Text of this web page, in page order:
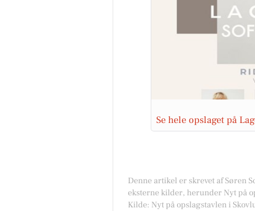
Se hele opslaget på
Denne artikel er skrevet af Søren
eksterne kilder, herunder Nyt på
Kilde: Nyt på opslagstavlen i